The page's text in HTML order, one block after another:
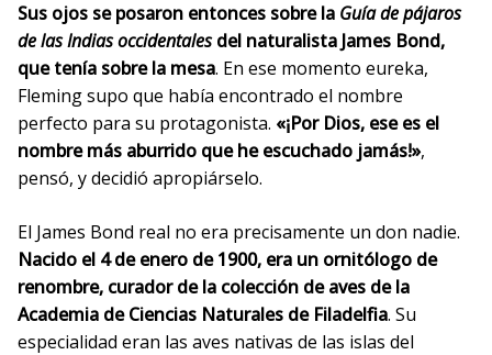
Sus ojos se posaron entonces sobre la Guía de pájaros
de las Indias occidentalesdel naturalista James Bond,
que tenía sobre la mesa. En ese momento eureka,
Fleming supo que había encontrado el nombre
perfecto para su protagonista. «¡Por Dios, ese es el
nombre más aburrido que he escuchado jamás!»,
pensó, y decidió apropiárselo.
El James Bond real no era precisamente un don nadie.
Nacido el 4 de enero de 1900, era un ornitólogo de
renombre, curador de la colección de aves de la
Academia de Ciencias Naturales de Filadelfia. Su
especialidad eran las aves nativas de las islas del